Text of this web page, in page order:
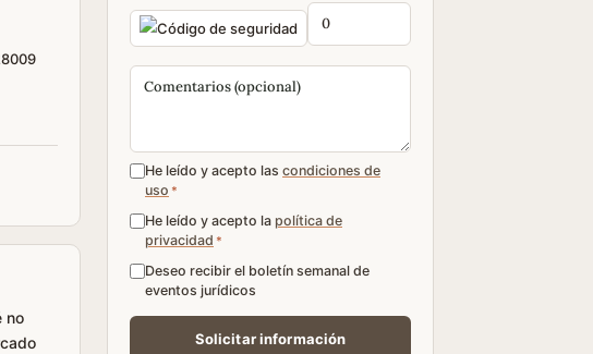
no
He leído y acepto las condiciones de
uso *
He leído y acepto la política de
privacidad *
Deseo recibir el boletín semanal de
eventos jurídicos